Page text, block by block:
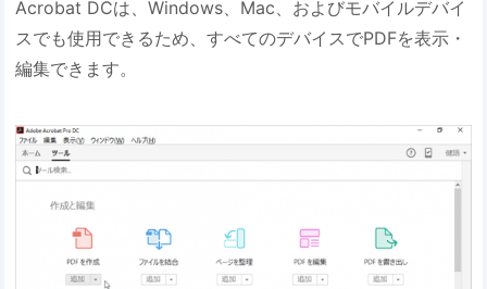
Acrobat DCは、Windows、Mac、およびモバイルデバイ
スでも使用できるため、すべてのデバイスでPDFを表示・
編集できます。